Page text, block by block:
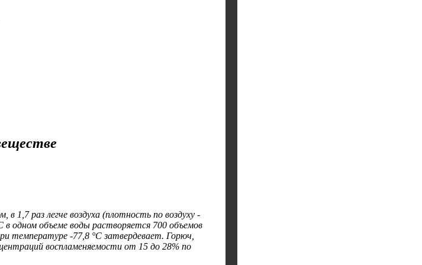
в 1,7 раз легче воздуха (плотность по воздуху -
одном объеме воды растворяется 700 объемов
температуре -77,8 °С затвердевает. Горюч,
воспламеняемости от 15 до 28% по